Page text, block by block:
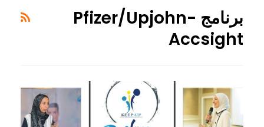
برنامج Pfizer/Upjohn-
Accsight